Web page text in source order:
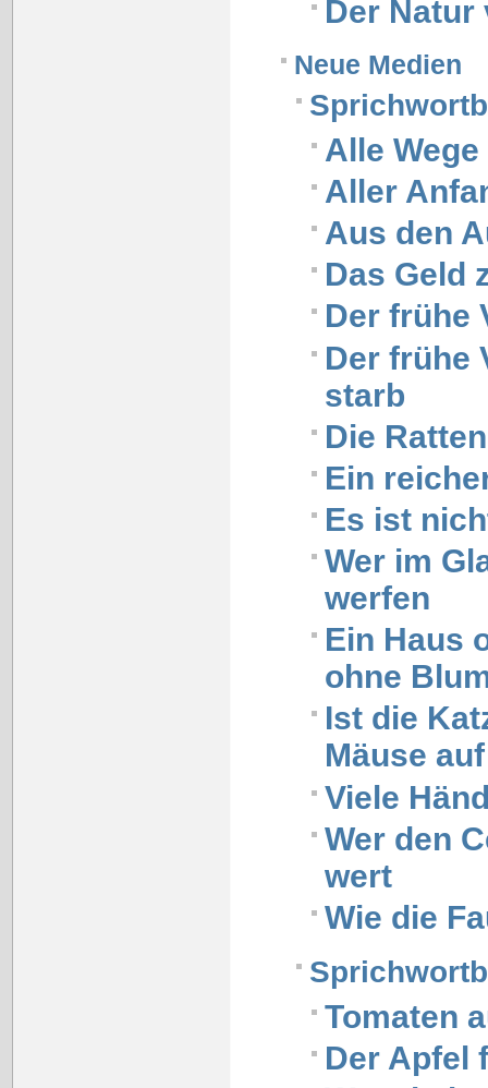
Der
Neue Medien
Alle
Aller
Aus den
Das Geld
Der frühe
Der frühe
starb
Die
Ein
Es ist
Wer im
werfen
Ein Haus
ohne
Ist die
Mäuse
Viele
Wer den
wert
Wie die
Tomaten
Der Apfel